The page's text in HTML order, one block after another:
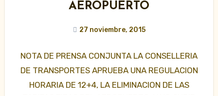
AEROPUERTO
27 noviembre, 2015
NOTA DE PRENSA CONJUNTA LA CONSELLERIA
DE TRANSPORTES APRUEBA UNA REGULACION
HORARIA DE 12+4, LA ELIMINACION DE LAS